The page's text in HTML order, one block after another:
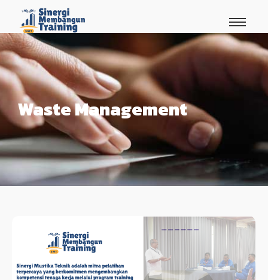
Waste Management